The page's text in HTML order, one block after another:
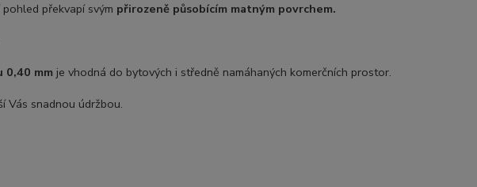
překvapí svým přirozeně působícím matným povrchem.
0,40 mm je vhodná do bytových i středně namáhaných komerčních prostor.
Vás snadnou údržbou.